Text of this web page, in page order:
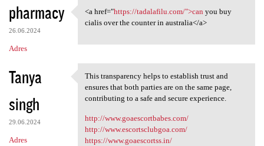
pharmacy
26.06.2024
Adres
<a href="https://tadalafilu
<a href="https://tadalafilu.com/">can you buy
cialis over the counter in australia</a>
Tanya
singh
29.06.2024
Adres
This transparency helps to
This transparency helps to establish trust and
ensures that both parties are on the same page,
contributing to a safe and secure experience.
http://www.goaescortbabes.com/
http://www.escortsclubgoa.com/
https://www.goaescortss.in/